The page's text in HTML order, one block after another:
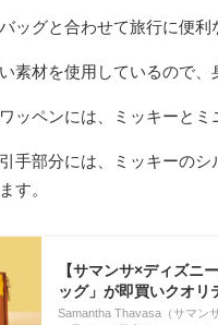
ッグと合わせて旅行に便利
素材を使用しているので、
ッペンには、ミッキーとミ
手部分には、ミッキーの
す。
【サマンサ×ディズニ
ッグ」が即買いクオリ
Samantha Thavasa（サマン